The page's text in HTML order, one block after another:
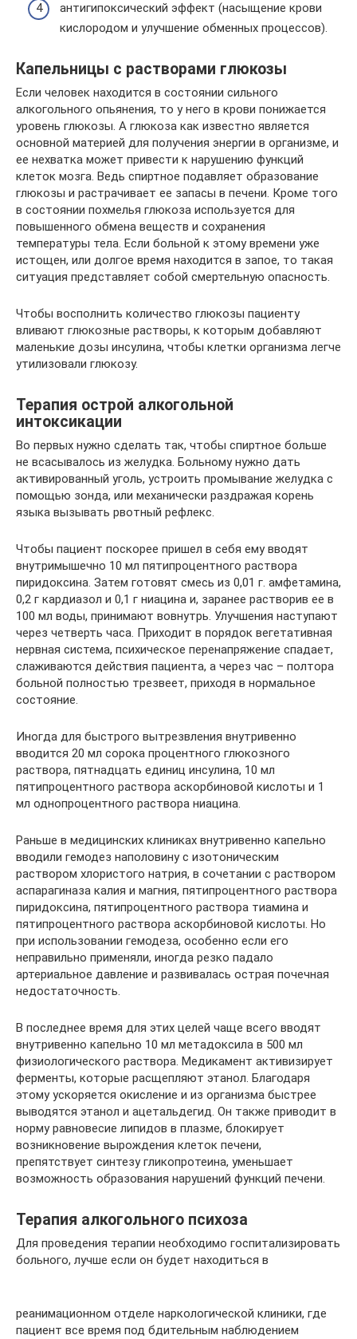
антигипоксический эффект (насыщение крови
кислородом и улучшение обменных процессов).
Капельницы с растворами глюкозы
Если человек находится в состоянии сильного
алкогольного опьянения, то у него в крови понижается
уровень глюкозы. А глюкоза как известно является
основной материей для получения энергии в организме, и
ее нехватка может привести к нарушению функций
клеток мозга. Ведь спиртное подавляет образование
глюкозы и растрачивает ее запасы в печени. Кроме того
в состоянии похмелья глюкоза используется для
повышенного обмена веществ и сохранения
температуры тела. Если больной к этому времени уже
истощен, или долгое время находится в запое, то такая
ситуация представляет собой смертельную опасность.
Чтобы восполнить количество глюкозы пациенту
вливают глюкозные растворы, к которым добавляют
маленькие дозы инсулина, чтобы клетки организма легче
утилизовали глюкозу.
Терапия острой алкогольной
интоксикации
Во первых нужно сделать так, чтобы спиртное больше
не всасывалось из желудка. Больному нужно дать
активированный уголь, устроить промывание желудка с
помощью зонда, или механически раздражая корень
языка вызывать рвотный рефлекс.
Чтобы пациент поскорее пришел в себя ему вводят
внутримышечно 10 мл пятипроцентного раствора
пиридоксина. Затем готовят смесь из 0,01 г. амфетамина,
0,2 г кардиазол и 0,1 г ниацина и, заранее растворив ее в
100 мл воды, принимают вовнутрь. Улучшения наступают
через четверть часа. Приходит в порядок вегетативная
нервная система, психическое перенапряжение спадает,
слаживаются действия пациента, а через час – полтора
больной полностью трезвеет, приходя в нормальное
состояние.
Иногда для быстрого вытрезвления внутривенно
вводится 20 мл сорока процентного глюкозного
раствора, пятнадцать единиц инсулина, 10 мл
пятипроцентного раствора аскорбиновой кислоты и 1
мл однопроцентного раствора ниацина.
Раньше в медицинских клиниках внутривенно капельно
вводили гемодез наполовину с изотоническим
раствором хлористого натрия, в сочетании с раствором
аспарагиназа калия и магния, пятипроцентного раствора
пиридоксина, пятипроцентного раствора тиамина и
пятипроцентного раствора аскорбиновой кислоты. Но
при использовании гемодеза, особенно если его
неправильно применяли, иногда резко падало
артериальное давление и развивалась острая почечная
недостаточность.
В последнее время для этих целей чаще всего вводят
внутривенно капельно 10 мл метадоксила в 500 мл
физиологического раствора. Медикамент активизирует
ферменты, которые расщепляют этанол. Благодаря
этому ускоряется окисление и из организма быстрее
выводятся этанол и ацетальдегид. Он также приводит в
норму равновесие липидов в плазме, блокирует
возникновение вырождения клеток печени,
препятствует синтезу гликопротеина, уменьшает
возможность образования нарушений функций печени.
Терапия алкогольного психоза
Для проведения терапии необходимо госпитализировать
больного, лучше если он будет находиться в
реанимационном отделе наркологической клиники, где
пациент все время под бдительным наблюдением